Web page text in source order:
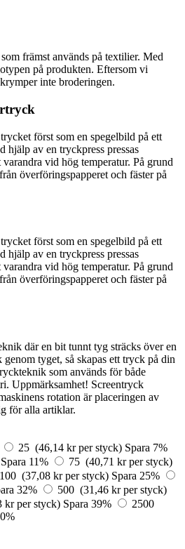
främst används på textilier. Med
på produkten. Eftersom vi
inte broderingen.
först som en spegelbild på ett
hjälp av en tryckpress pressas
vid hög temperatur. På grund
överföringspapperet och fäster på
först som en spegelbild på ett
hjälp av en tryckpress pressas
vid hög temperatur. På grund
överföringspapperet och fäster på
där en bit tunnt tyg sträcks över en
tyget, så skapas ett tryck på din
som används för både
Uppmärksamhet! Screentryck
rotation är placeringen av
för alla artiklar.
25 (46,14 kr per styck) Spara 7%
Spara 11%
75 (40,71 kr per styck)
100 (37,08 kr per styck) Spara 25%
32%
500 (31,46 kr per styck)
kr per styck) Spara 39%
2500